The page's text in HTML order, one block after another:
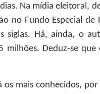
Na mídia eleitoral,
no Fundo Especial
Há, ainda, o
Deduz-se
mais conhecidos,